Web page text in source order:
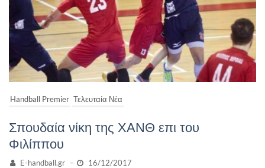
Handball Premier Τελευταία Νέα
Σπουδαία νίκη της ΧΑΝΘ επι του
Φιλίππου
E-handball.gr – 16/12/2017